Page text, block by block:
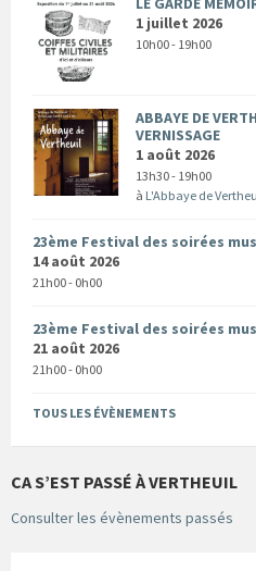
1 juillet 2026
10h00 - 19h00
ABBAYE DE
VERNISSAGE
1 août 2026
13h30 - 19h00
à L'Abbaye de
23ème Festival des soirées
14 août 2026
21h00 - 0h00
23ème Festival des soirées
21 août 2026
21h00 - 0h00
TOUS LES ÉVÈNEMENTS
CA S’EST PASSÉ À VERTHEUIL
Consulter les évènements passés